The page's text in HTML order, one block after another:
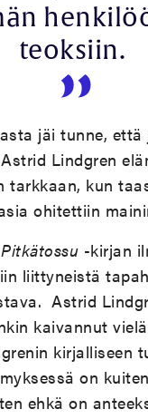
teoksiin.
jäi tunne, että
Lindgren
tarkkaan, kun
ohitettiin
-kirjan
liittyneistä
Astrid
kaivannut
kirjalliseen
on
ehkä on